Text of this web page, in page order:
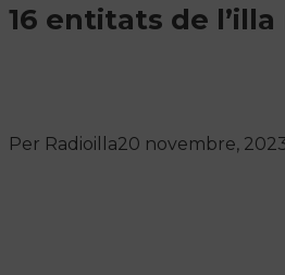
16 entitats de
Per Radioilla20 novembre,